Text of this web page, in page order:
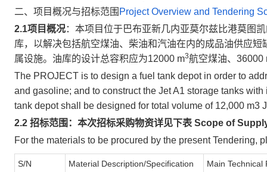
二、项目概况与招标范围 Project Overview and Tendering
2.1项目概况：本项目位于巴布亚新几内亚莫尔兹比港莫图
库，以解决包括航空煤油、柴油和汽油在内的成品油供应
属设施。油库的设计总容积应为12000 m3航空煤油、36000
The PROJECT is to design a fuel tank depot in order to
and gasoline; and to construct the Jet A1 storage tanks
tank depot shall be designed for total volume of 12,000
2.2 招标范围：本次招标采购物资详见下表 Scope of
For the materials to be procured by the present Tendering,
S/N Material Description/Specification Main Technical